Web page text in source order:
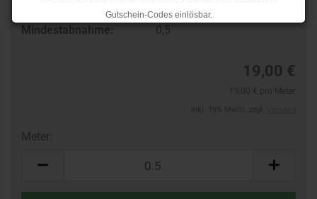
Gutschein-Codes einlösbar.
.
Rückstaus kann es jedoch zu längeren Lieferzeiten kommen.
Mindestabnahme:
0,5
19,00 €
Meter: